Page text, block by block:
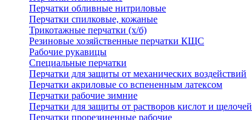
Перчатки обливные нитриловые
Перчатки спилковые, кожаные
Трикотажные перчатки (х/б)
Резиновые хозяйственные перчатки КЩС
Рабочие рукавицы
Специальные перчатки
Перчатки для защиты от механических воздействий
Перчатки акриловые со вспененным латексом
Перчатки рабочие зимние
Перчатки для защиты от растворов кислот и щелочей
Перчатки прорезиненные рабочие